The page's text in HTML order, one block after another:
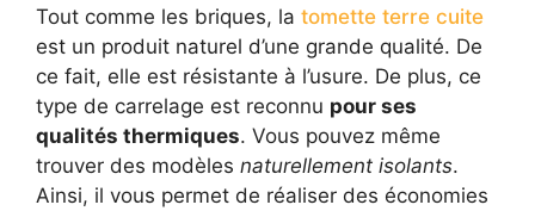
Tout comme les briques, la tomette terre cuite
est un produit naturel d’une grande qualité. De
ce fait, elle est résistante à l’usure. De plus, ce
type de carrelage est reconnu pour ses
qualités thermiques. Vous pouvez même
trouver des modèles naturellement isolants.
Ainsi, il vous permet de réaliser des économies